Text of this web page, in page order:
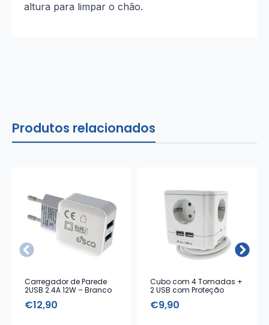
altura para limpar o chão.
Produtos relacionados
Carregador de Parede
2USB 2.4A 12W – Branco
€12,90
Cubo com 4 Tomadas +
2 USB com Proteção
€9,90